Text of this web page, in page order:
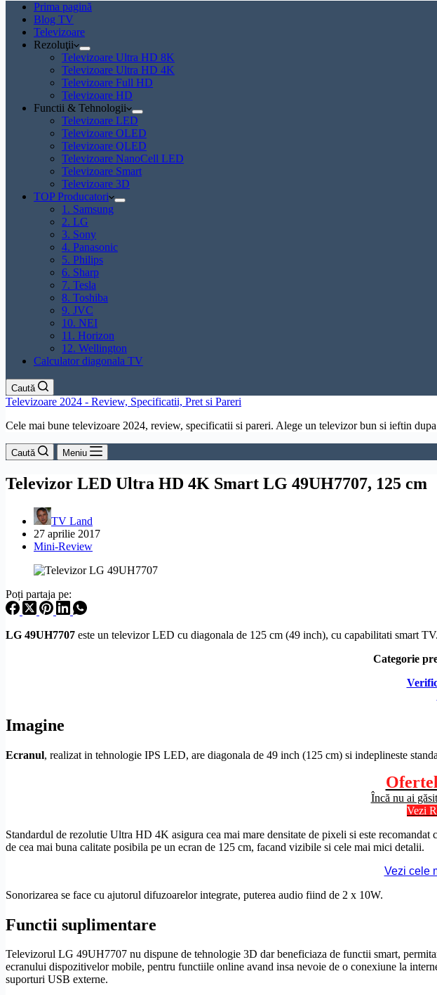
Prima pagină
Blog TV
Televizoare
Rezoluţii
Televizoare Ultra HD 8K
Televizoare Ultra HD 4K
Televizoare Full HD
Televizoare HD
Functii & Tehnologii
Televizoare LED
Televizoare OLED
Televizoare QLED
Televizoare NanoCell LED
Televizoare Smart
Televizoare 3D
TOP Producatori
1. Samsung
2. LG
3. Sony
4. Panasonic
5. Philips
6. Sharp
7. Tesla
8. Toshiba
9. JVC
10. NEI
11. Horizon
12. Wellington
Calculator diagonala TV
Caută
Televizoare 2024 - Review, Specificatii, Pret si Pareri
Cele mai bune televizoare 2024, review, specificatii si pareri. Alege un televizor bun si ieftin
Caută Meniu
Televizor LED Ultra HD 4K Smart LG 49UH7707, 125 cm
TV Land
27 aprilie 2017
Mini-Review
Poți partaja pe:
LG 49UH7707 este un televizor LED cu diagonala de 125 cm (49 inch), cu capabilitati smart TV
Categorie
Imagine
Ecranul, realizat in tehnologie IPS LED, are diagonala de 49 inch (125 cm) si indeplineste
Încă nu ai
Vezi
Standardul de rezolutie Ultra HD 4K asigura cea mai mare densitate de pixeli si este
de cea mai buna calitate posibila pe un ecran de 125 cm, facand vizibile si cele mai mici detalii.
Vezi cele
Sonorizarea se face cu ajutorul difuzoarelor integrate, puterea audio fiind de 2 x 10W.
Functii suplimentare
Televizorul LG 49UH7707 nu dispune de tehnologie 3D dar beneficiaza de functii smart,
ecranului dispozitivelor mobile, pentru functiile online avand insa nevoie de o conexiune la
suporturi USB externe.